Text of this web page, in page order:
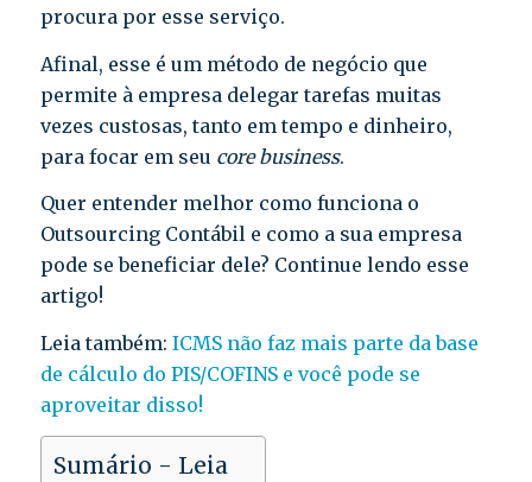
procura por esse serviço.
Afinal, esse é um método de negócio que
permite à empresa delegar tarefas muitas
vezes custosas, tanto em tempo e dinheiro,
para focar em seu core business.
Quer entender melhor como funciona o
Outsourcing Contábil e como a sua empresa
pode se beneficiar dele? Continue lendo esse
artigo!
Leia também: ICMS não faz mais parte da base
de cálculo do PIS/COFINS e você pode se
aproveitar disso!
Sumário - Leia